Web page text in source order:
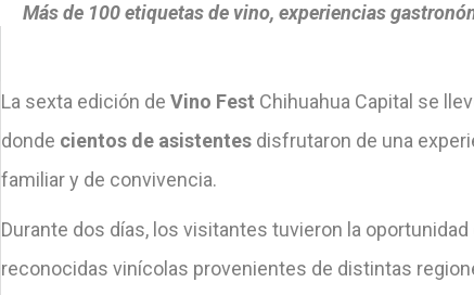
Más de 100 etiquetas de vino, experiencias
La sexta edición de Vino Fest Chihuahua Capital se
donde cientos de asistentes disfrutaron de una
familiar y de convivencia.
Durante dos días, los visitantes tuvieron la
reconocidas vinícolas provenientes de distintas